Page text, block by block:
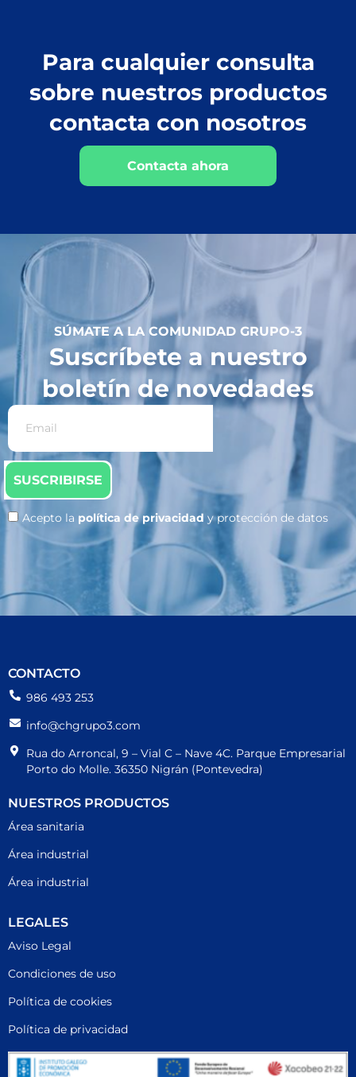
Para cualquier consulta
sobre nuestros productos
contacta con nosotros
Contacta ahora
SÚMATE A LA COMUNIDAD GRUPO-3
Suscríbete a nuestro
boletín de novedades
Acepto la política de privacidad y protección de datos
SUSCRIBIRSE
CONTACTO
986 493 253
info@chgrupo3.com
Rua do Arroncal, 9 – Vial C – Nave 4C. Parque Empresarial
Porto do Molle. 36350 Nigrán (Pontevedra)
NUESTROS PRODUCTOS
Área sanitaria
Área industrial
Área industrial
LEGALES
Aviso Legal
Condiciones de uso
Política de cookies
Política de privacidad